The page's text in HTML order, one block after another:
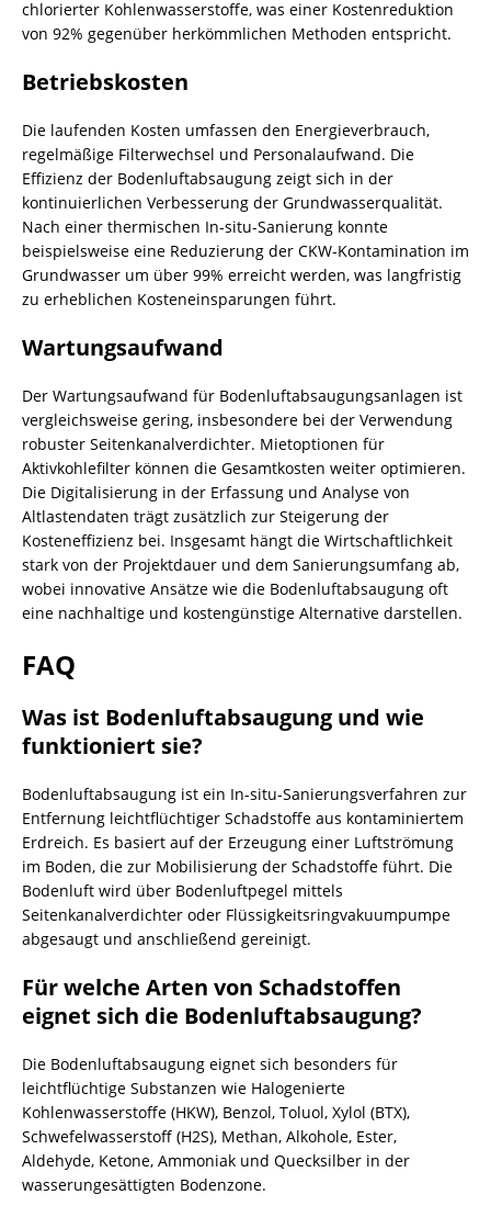
chlorierter Kohlenwasserstoffe, was einer Kostenreduktion
von 92% gegenüber herkömmlichen Methoden entspricht.
Betriebskosten
Die laufenden Kosten umfassen den Energieverbrauch,
regelmäßige Filterwechsel und Personalaufwand. Die
Effizienz der Bodenluftabsaugung zeigt sich in der
kontinuierlichen Verbesserung der Grundwasserqualität.
Nach einer thermischen In-situ-Sanierung konnte
beispielsweise eine Reduzierung der CKW-Kontamination im
Grundwasser um über 99% erreicht werden, was langfristig
zu erheblichen Kosteneinsparungen führt.
Wartungsaufwand
Der Wartungsaufwand für Bodenluftabsaugungsanlagen ist
vergleichsweise gering, insbesondere bei der Verwendung
robuster Seitenkanalverdichter. Mietoptionen für
Aktivkohlefilter können die Gesamtkosten weiter optimieren.
Die Digitalisierung in der Erfassung und Analyse von
Altlastendaten trägt zusätzlich zur Steigerung der
Kosteneffizienz bei. Insgesamt hängt die Wirtschaftlichkeit
stark von der Projektdauer und dem Sanierungsumfang ab,
wobei innovative Ansätze wie die Bodenluftabsaugung oft
eine nachhaltige und kostengünstige Alternative darstellen.
FAQ
Was ist Bodenluftabsaugung und wie
funktioniert sie?
Bodenluftabsaugung ist ein In-situ-Sanierungsverfahren zur
Entfernung leichtflüchtiger Schadstoffe aus kontaminiertem
Erdreich. Es basiert auf der Erzeugung einer Luftströmung
im Boden, die zur Mobilisierung der Schadstoffe führt. Die
Bodenluft wird über Bodenluftpegel mittels
Seitenkanalverdichter oder Flüssigkeitsringvakuumpumpe
abgesaugt und anschließend gereinigt.
Für welche Arten von Schadstoffen
eignet sich die Bodenluftabsaugung?
Die Bodenluftabsaugung eignet sich besonders für
leichtflüchtige Substanzen wie Halogenierte
Kohlenwasserstoffe (HKW), Benzol, Toluol, Xylol (BTX),
Schwefelwasserstoff (H2S), Methan, Alkohole, Ester,
Aldehyde, Ketone, Ammoniak und Quecksilber in der
wasserungesättigten Bodenzone.